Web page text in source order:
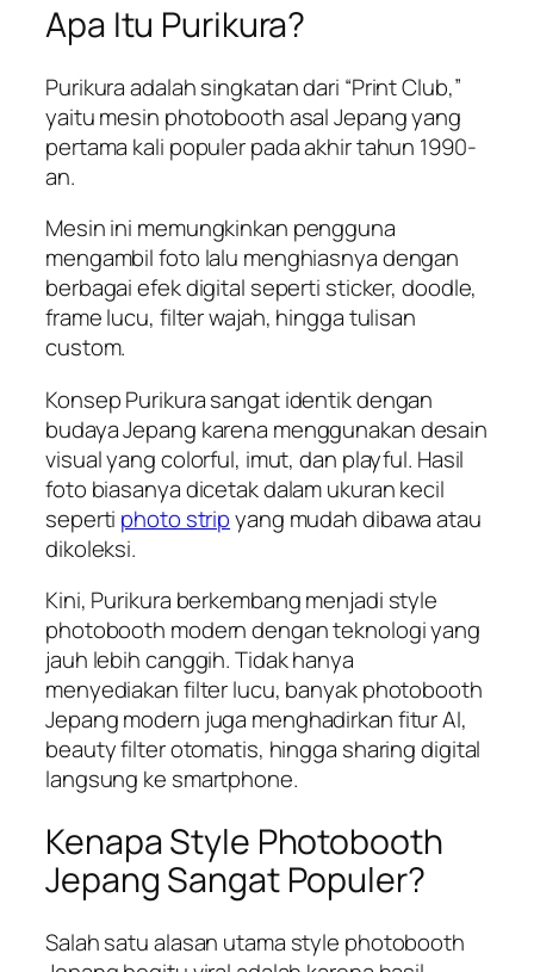
Apa Itu Purikura?
Purikura adalah singkatan dari “Print Club,”
yaitu mesin photobooth asal Jepang yang
pertama kali populer pada akhir tahun 1990-
an.
Mesin ini memungkinkan pengguna
mengambil foto lalu menghiasnya dengan
berbagai efek digital seperti sticker, doodle,
frame lucu, filter wajah, hingga tulisan
custom.
Konsep Purikura sangat identik dengan
budaya Jepang karena menggunakan desain
visual yang colorful, imut, dan playful. Hasil
foto biasanya dicetak dalam ukuran kecil
seperti photo stripyang mudah dibawa atau
dikoleksi.
Kini, Purikura berkembang menjadi style
photobooth modern dengan teknologi yang
jauh lebih canggih. Tidak hanya
menyediakan filter lucu, banyak photobooth
Jepang modern juga menghadirkan fitur AI,
beauty filter otomatis, hingga sharing digital
langsung ke smartphone.
Kenapa Style Photobooth
Jepang Sangat Populer?
Salah satu alasan utama style photobooth